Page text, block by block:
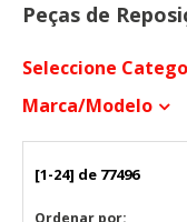
Peças de
Seleccione
Marca/modelo
[1-24] de 77496
Ordenar por: